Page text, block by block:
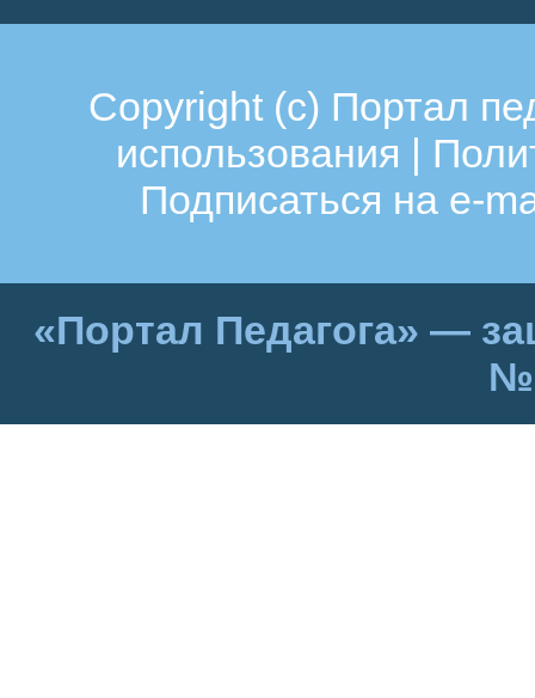
Copyright (c) Портал
использования |
Подписаться на e-
«Портал Педагога» —